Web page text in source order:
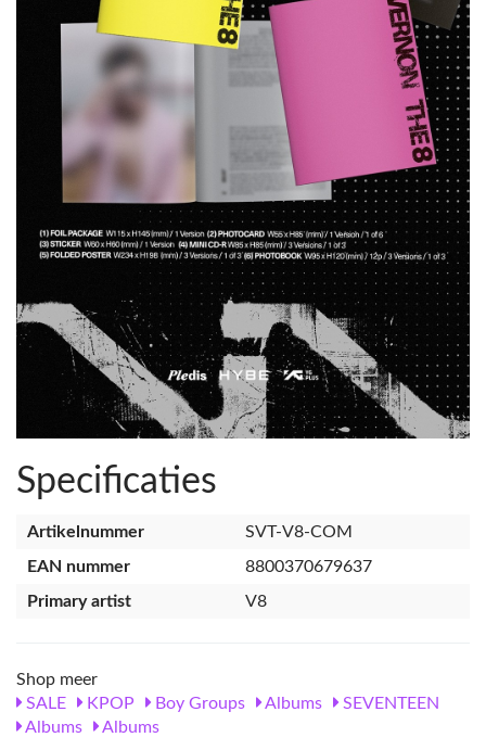
Specificaties
Artikelnummer
SVT-V8-COM
EAN nummer
8800370679637
Primary artist
V8
Shop meer
SALE
KPOP Boy Groups Albums
SEVENTEEN
Albums
Albums